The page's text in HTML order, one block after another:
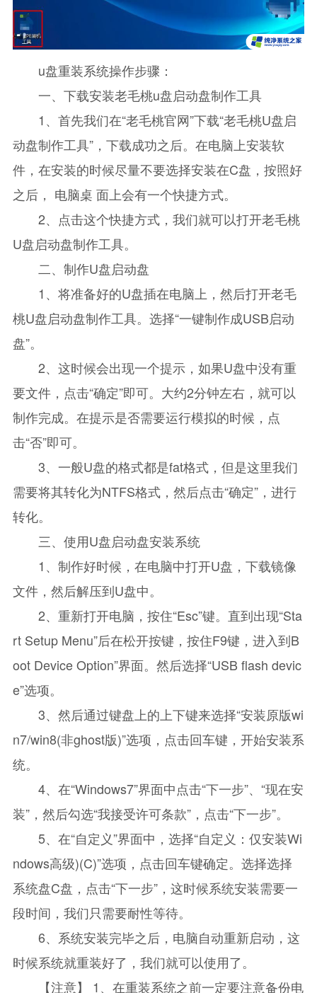
u盘重装系统操作步骤：
一、下载安装老毛桃u盘启动盘制作工具
1、首先我们在“老毛桃官网”下载“老毛桃U盘启
动盘制作工具”，下载成功之后。在电脑上安装软
件，在安装的时候尽量不要选择安装在C盘，按照好
之后， 电脑桌 面上会有一个快捷方式。
2、点击这个快捷方式，我们就可以打开老毛桃
U盘启动盘制作工具。
二、制作U盘启动盘
1、将准备好的U盘插在电脑上，然后打开老毛
桃U盘启动盘制作工具。选择“一键制作成USB启动
盘”。
2、这时候会出现一个提示，如果U盘中没有重
要文件，点击“确定”即可。大约2分钟左右，就可以
制作完成。在提示是否需要运行模拟的时候，点
击“否”即可。
3、一般U盘的格式都是fat格式，但是这里我们
需要将其转化为NTFS格式，然后点击“确定”，进行
转化。
三、使用U盘启动盘安装系统
1、制作好时候，在电脑中打开U盘，下载镜像
文件，然后解压到U盘中。
2、重新打开电脑，按住“Esc”键。直到出现“Sta
rt Setup Menu”后在松开按键，按住F9键，进入到B
oot Device Option”界面。然后选择“USB flash devic
e”选项。
3、然后通过键盘上的上下键来选择“安装原版wi
n7/win8(非ghost版)”选项，点击回车键，开始安装系
统。
4、在“Windows7”界面中点击“下一步”、“现在安
装”，然后勾选“我接受许可条款”，点击“下一步”。
5、在“自定义”界面中，选择“自定义：仅安装Wi
ndows高级)(C)”选项，点击回车键确定。选择选择
系统盘C盘，点击“下一步”，这时候系统安装需要一
段时间，我们只需要耐性等待。
6、系统安装完毕之后，电脑自动重新启动，这
时候系统就重装好了，我们就可以使用了。
【注意】 1、在重装系统之前一定要注意备份电